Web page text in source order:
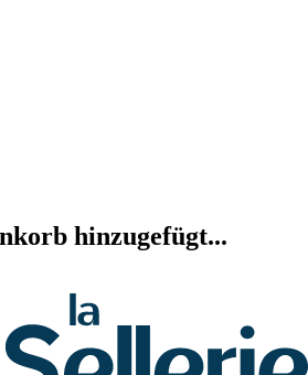
hinzugefügt...